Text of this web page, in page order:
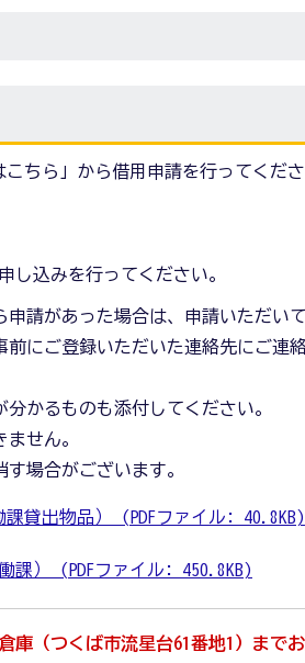
こちら」から借用申請を行ってくださ
し込みを行ってください。
請があった場合は、申請いただい
にご登録いただいた連絡先にご連
かるものも添付してください。
せん。
場合がございます。
貸出物品） (PDFファイル: 40.8KB)
課） (PDFファイル: 450.8KB)
庫（つくば市流星台61番地1）まで